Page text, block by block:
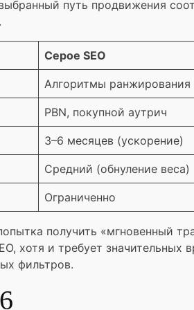
путь продвижения
Серое SEO
Алгоритмы ранжирования
PBN, покупной аутрич
3–6 месяцев (ускорение)
Средний (обнуление веса)
Ограниченно
получить «мгновенный
хотя и требует
фильтров.